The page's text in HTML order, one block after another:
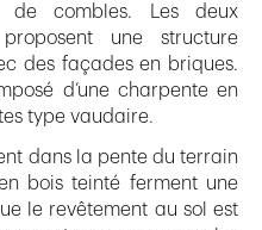
de combles. Les deux
une structure
des façades en briques.
d’une charpente en
type vaudaire.
dans la pente du terrain
bois teinté ferment une
le revêtement au sol est